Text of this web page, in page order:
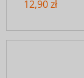
12,90 zł